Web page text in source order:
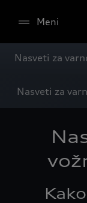
Meni
Nasveti za
Nasveti za